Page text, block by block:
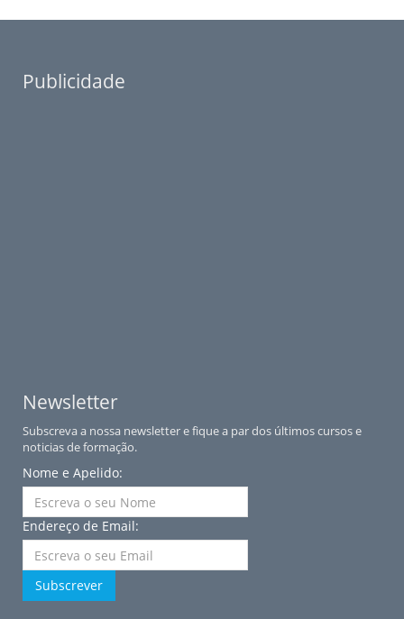
Publicidade
Newsletter
Subscreva a nossa newsletter e fique a par dos últimos cursos e
noticias de formação.
Nome e Apelido:
Endereço de Email:
Subscrever